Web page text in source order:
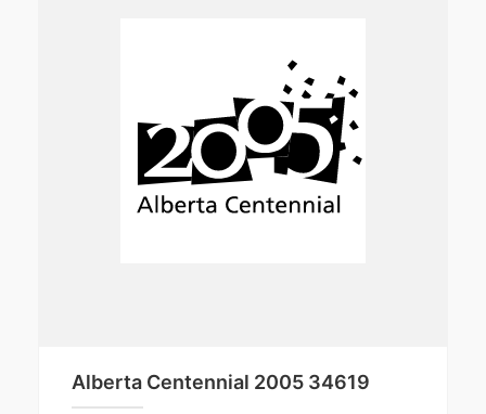
Alberta Centennial 2005 34619